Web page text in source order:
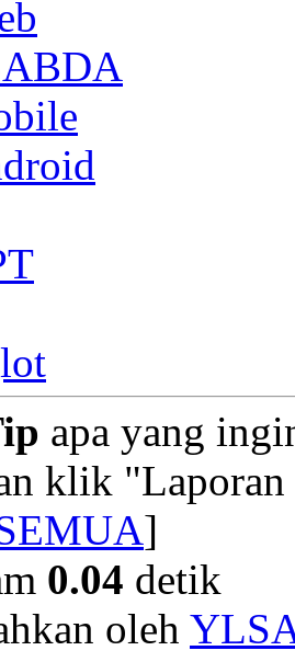
apa yang
klik "Laporan
]
0.04 detik
oleh